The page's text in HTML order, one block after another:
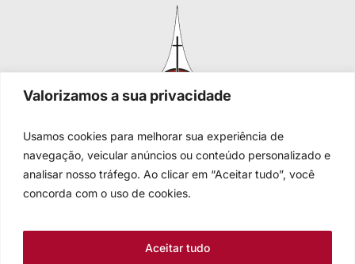
Valorizamos a sua privacidade
Usamos cookies para melhorar sua experiência de
navegação, veicular anúncios ou conteúdo personalizado e
analisar nosso tráfego. Ao clicar em “Aceitar tudo”, você
concorda com o uso de cookies.
Aceitar tudo
Igreja Evangélica de Confissão Luterana no Brasil
Sede nacional: Rua Senhor dos Passos, 202/4º andar Centro -